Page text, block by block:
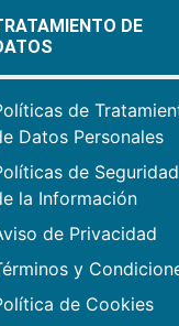
DE
de
Datos Personales
de Seguridad
la Información
de Privacidad
y
de Cookies